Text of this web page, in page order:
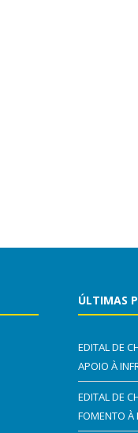
ÚLTIMAS
EDITAL DE
APOIO À
EDITAL DE
FOMENTO À